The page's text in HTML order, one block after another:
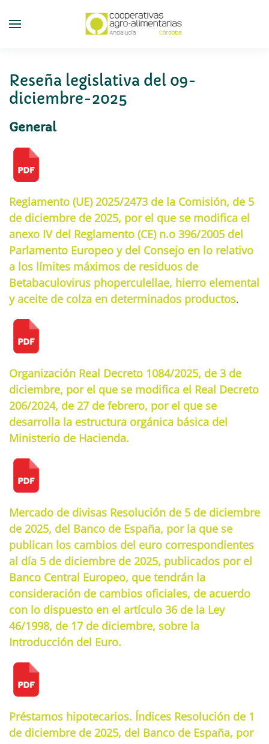
content
Reseña legislativa del 09-
diciembre-2025
General
Reglamento (UE) 2025/2473 de la Comisión, de 5
de diciembre de 2025, por el que se modifica el
anexo IV del Reglamento (CE) n.o 396/2005 del
Parlamento Europeo y del Consejo en lo relativo
a los límites máximos de residuos de
Betabaculovirus phoperculellae, hierro elemental
y aceite de colza en determinados productos.
Organización Real Decreto 1084/2025, de 3 de
diciembre, por el que se modifica el Real Decreto
206/2024, de 27 de febrero, por el que se
desarrolla la estructura orgánica básica del
Ministerio de Hacienda.
Mercado de divisas Resolución de 5 de diciembre
de 2025, del Banco de España, por la que se
publican los cambios del euro correspondientes
al día 5 de diciembre de 2025, publicados por el
Banco Central Europeo, que tendrán la
consideración de cambios oficiales, de acuerdo
con lo dispuesto en el artículo 36 de la Ley
46/1998, de 17 de diciembre, sobre la
Introducción del Euro.
Préstamos hipotecarios. Índices Resolución de 1
de diciembre de 2025, del Banco de España, por